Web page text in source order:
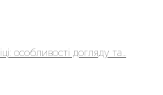
особливості догляду та...